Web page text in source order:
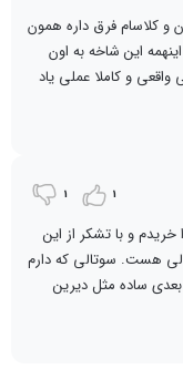
و کلاسام فرق داره همون
این شاخه به اون
و کاملا عملی یاد
1
1
و با تشکر از این
هست. سوتالی که دارم
بعدی ساده مثل دیرین